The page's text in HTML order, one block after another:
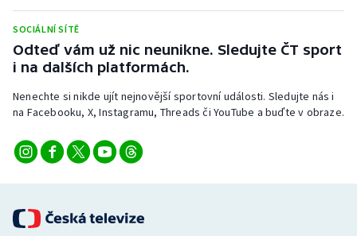
SOCIÁLNÍ SÍTĚ
Odteď vám už nic neunikne. Sledujte ČT sport
i na dalších platformách.
Nenechte si nikde ujít nejnovější sportovní události. Sledujte nás i
na Facebooku, X, Instagramu, Threads či YouTube a buďte v obraze.